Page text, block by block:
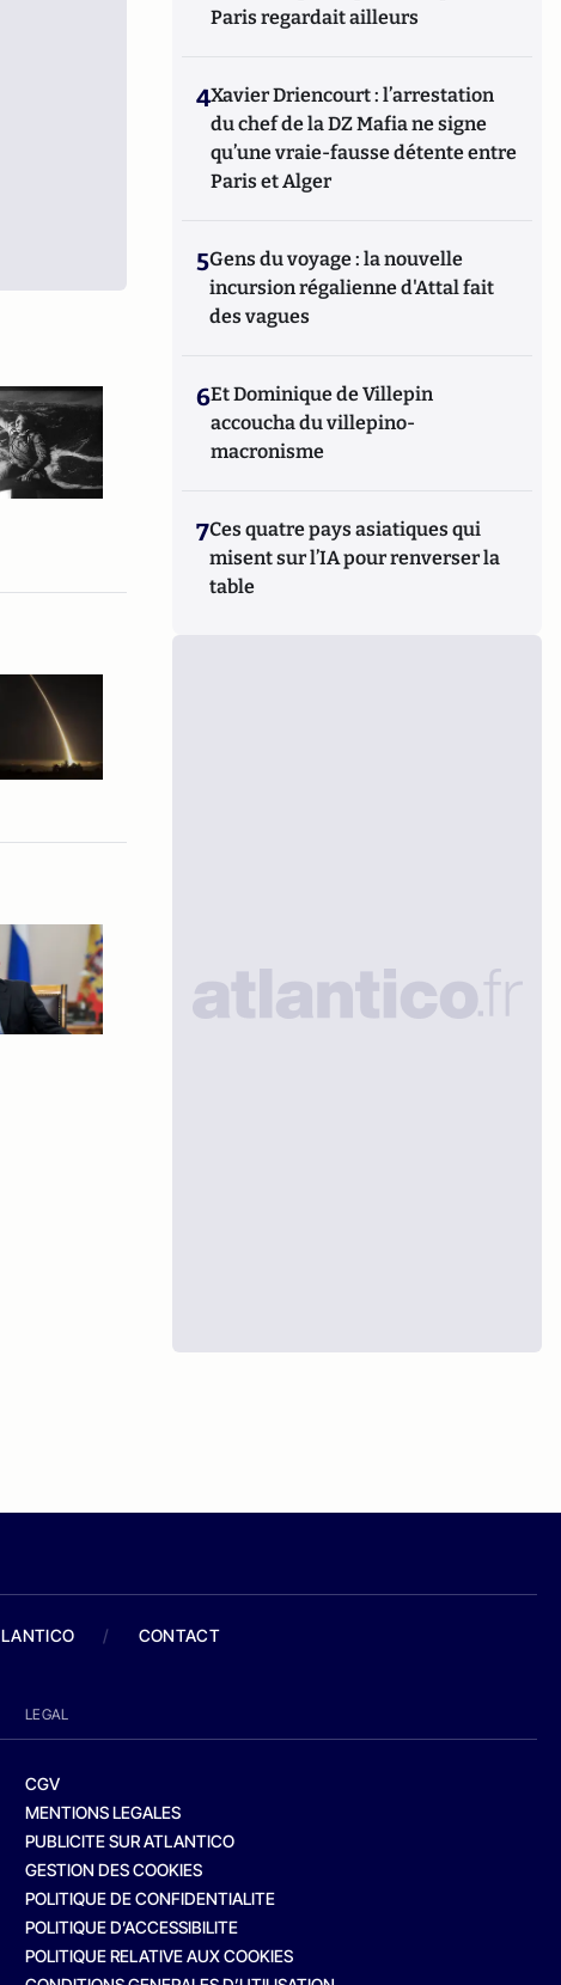
Paris regardait ailleurs
4Xavier Driencourt : l’arrestation
du chef de la DZ Mafia ne signe
qu’une vraie-fausse détente entre
Paris et Alger
5Gens du voyage : la nouvelle
incursion régalienne d'Attal fait
des vagues
6Et Dominique de Villepin
accoucha du villepino-
macronisme
7Ces quatre pays asiatiques qui
misent sur l’IA pour renverser la
table
/ CONTACT
LEGAL
CGV
MENTIONS LEGALES
PUBLICITE SUR ATLANTICO
GESTION DES COOKIES
POLITIQUE DE CONFIDENTIALITE
POLITIQUE D’ACCESSIBILITE
POLITIQUE RELATIVE AUX COOKIES